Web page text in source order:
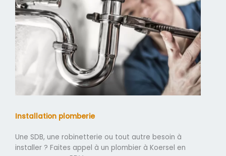
Installation plomberie
Une SDB, une robinetterie ou tout autre besoin à
installer ? Faites appel à un plombier à Koersel en